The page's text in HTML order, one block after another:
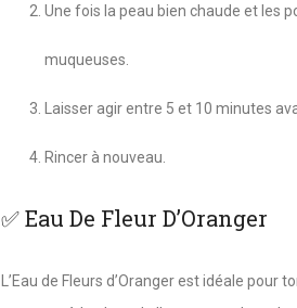
Une fois la peau bien chaude et les
muqueuses.
Laisser agir entre 5 et 10 minutes
Rincer à nouveau.
✅ Eau De Fleur D’Oranger
L’Eau de Fleurs d’Oranger est idéale